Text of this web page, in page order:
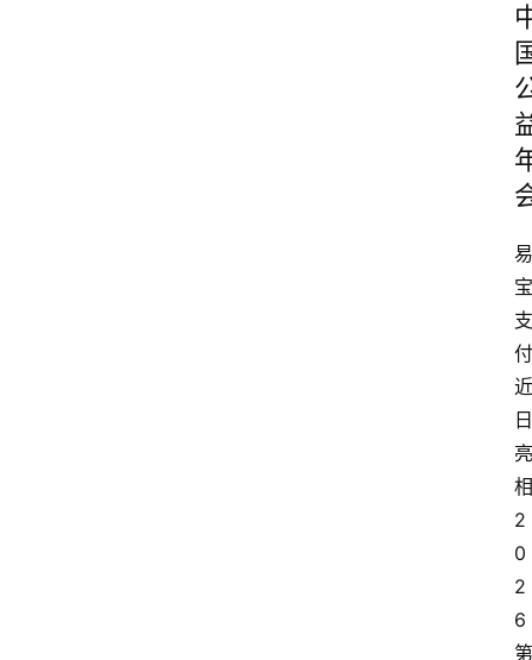
易
宝
支
付
近
日
亮
相
2
0
2
6
第